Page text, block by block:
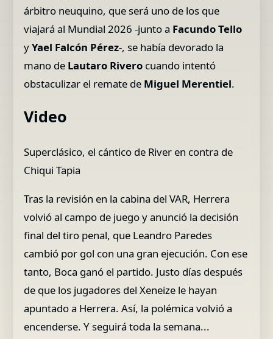
árbitro neuquino, que será uno de los que
viajará al Mundial 2026 -junto a Facundo Tello
yYael Falcón Pérez-, se había devorado la
mano de Lautaro Rivero cuando intentó
obstaculizar el remate de Miguel Merentiel.
Video
Superclásico, el cántico de River en contra de
Chiqui Tapia
Tras la revisión en la cabina del VAR, Herrera
volvió al campo de juego y anunció la decisión
final del tiro penal, que Leandro Paredes
cambió por gol con una gran ejecución. Con ese
tanto, Boca ganó el partido. Justo días después
de que los jugadores del Xeneize le hayan
apuntado a Herrera. Así, la polémica volvió a
encenderse. Y seguirá toda la semana...